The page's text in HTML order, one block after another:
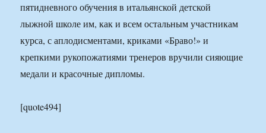
пятидневного обучения в итальянской детской
лыжной школе им, как и всем остальным участникам
курса, с аплодисментами, криками «Браво!» и
крепкими рукопожатиями тренеров вручили сияющие
медали и красочные дипломы.
[quote494]